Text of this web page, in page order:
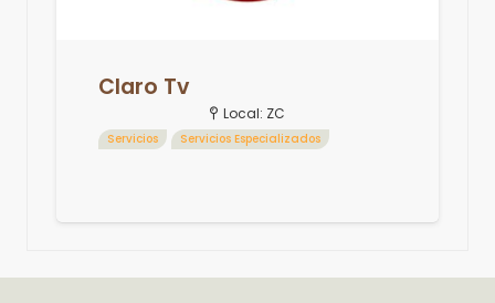
Claro Tv
Local: ZC
Servicios Servicios Especializados